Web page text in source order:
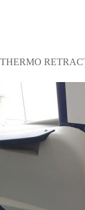
THERMO